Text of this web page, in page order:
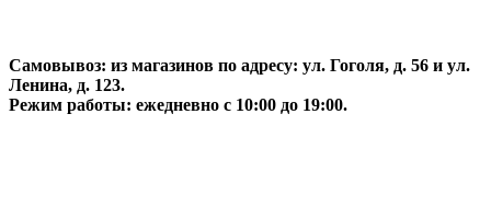
Самовывоз: из магазинов по адресу: ул. Гоголя, д. 56 и ул.
Ленина, д. 123.
Режим работы: ежедневно с 10:00 до 19:00.